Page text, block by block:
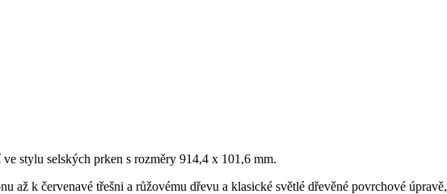
stylu selských prken s rozměry 914,4 x 101,6 mm.
až k červenavé třešni a růžovému dřevu a klasické světlé dřevěné povrchové